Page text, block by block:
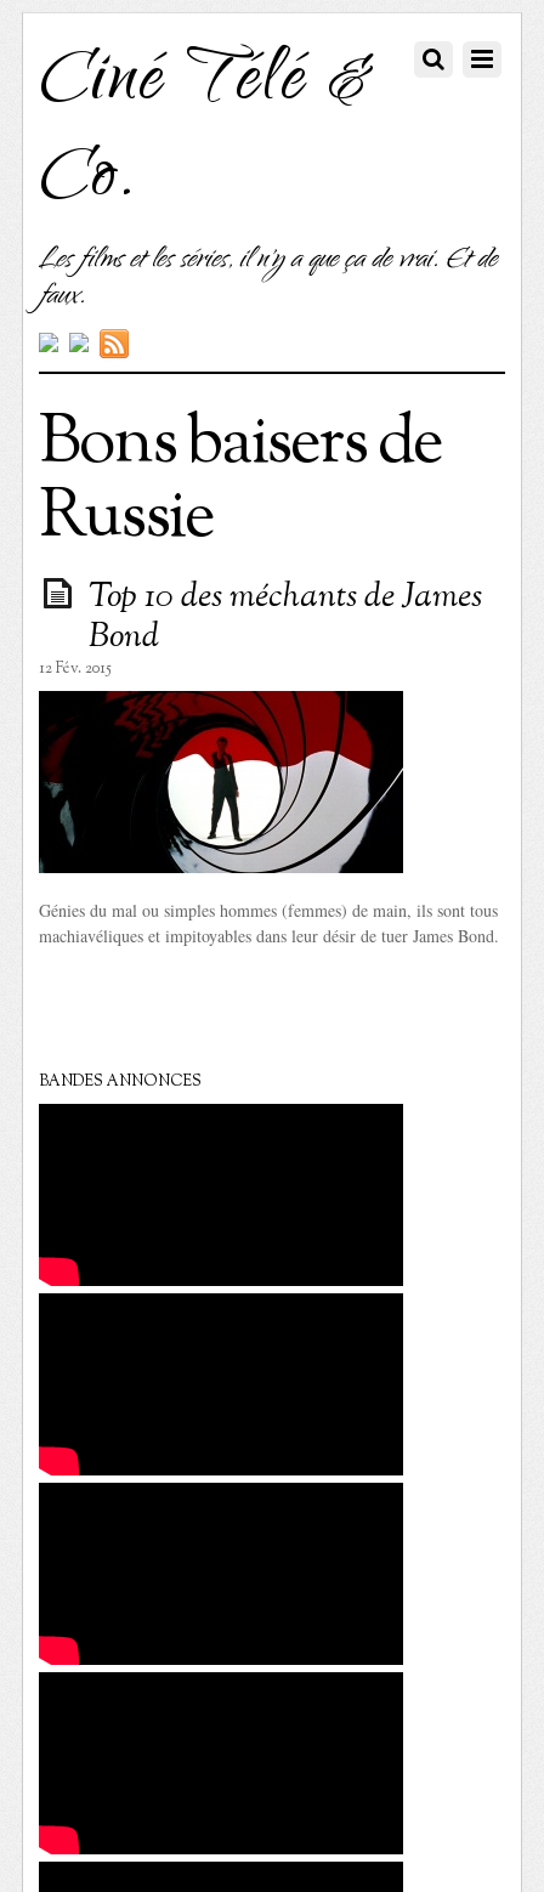
Ciné Télé &
Co.
Les films et les séries, il n'y a que ça de vrai. Et de
faux.
Bons baisers de
Russie
Top 10 des méchants de James
Bond
12 Fév. 2015
Génies du mal ou simples hommes (femmes) de main, ils sont tous
machiavéliques et impitoyables dans leur désir de tuer James Bond.
BANDES ANNONCES